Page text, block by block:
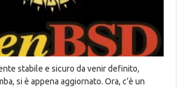
stabile e sicuro da venir definito,
si è appena aggiornato. Ora, c’è un